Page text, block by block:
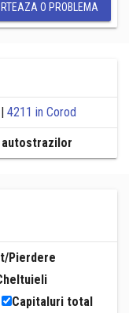
O PROBLEMA
| 4211 in Corod
Pierdere
Capitaluri total